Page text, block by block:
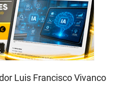
Luis Francisco Vivanco